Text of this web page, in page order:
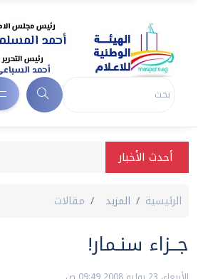
أحدث الأخبار
الرئيسية المزيد مقالات
جــزاء سنـمار‏!‏